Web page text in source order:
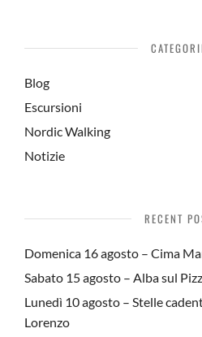
Blog
Escursioni
Nordic Walking
Notizie
RECENT
Domenica 16 agosto – Cima
Sabato 15 agosto – Alba sul
Lunedì 10 agosto – Stelle
Lorenzo